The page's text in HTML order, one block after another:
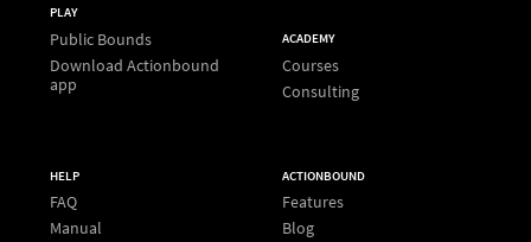
PLAY
Public Bounds
Download Actionbound
app
ACADEMY
Courses
Consulting
HELP
FAQ
Manual
ACTIONBOUND
Features
Blog